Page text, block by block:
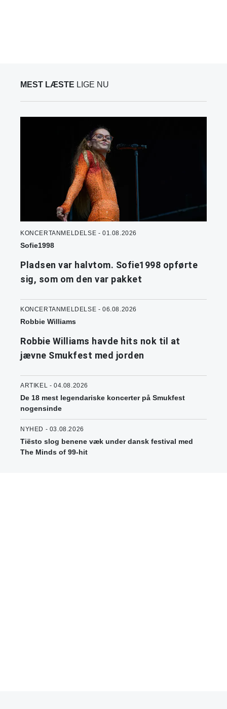
MEST LÆSTE LIGE NU
KONCERTANMELDELSE - 01.08.2026
Sofie1998
Pladsen var halvtom. Sofie1998 opførte
sig, som om den var pakket
KONCERTANMELDELSE - 06.08.2026
Robbie Williams
Robbie Williams havde hits nok til at
jævne Smukfest med jorden
ARTIKEL - 04.08.2026
De 18 mest legendariske koncerter på Smukfest
nogensinde
NYHED - 03.08.2026
Tiësto slog benene væk under dansk festival med
The Minds of 99-hit